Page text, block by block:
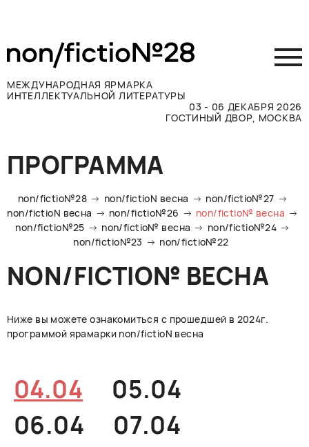
МЕЖДУНАРОДНАЯ ЯРМАРКА
ИНТЕЛЛЕКТУАЛЬНОЙ ЛИТЕРАТУРЫ
03 - 06 ДЕКАБРЯ 2026
ГОСТИНЫЙ ДВОР, МОСКВА
Принять участие
Участникам
Посетителям
Программа
Прессе
Контакты
РУССКИЙ ENGLISH CHINESE
ПРОГРАММА
non/fictio№28 non/fictioN весна
non/fictio№27
non/fictioN весна
non/fictio№26
non/fictio№ весна
non/fictio№25
non/fictio№ весна
non/fictio№24
non/fictio№23
non/fictio№22
NON/FICTIO№ ВЕСНА
Ниже вы можете ознакомиться с прошедшей в 2024г.
программой ярамарки non/fictioN весна
04.04
05.04
06.04
07.04